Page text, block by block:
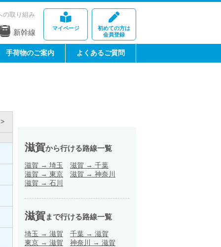
マイページ
初めての方は
会員登録
の取り組み
新幹線
手荷物のご案内 よくあるご質問
滋賀から行ける路線一覧
滋賀 → 埼玉 滋賀 → 千葉
滋賀 → 東京 滋賀 → 神奈川
滋賀 → 石川
滋賀まで行ける路線一覧
埼玉 → 滋賀 千葉 → 滋賀
東京 → 滋賀 神奈川 → 滋賀